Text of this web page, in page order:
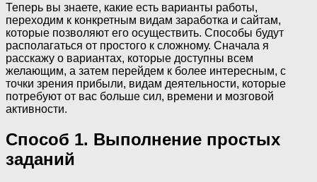
Теперь вы знаете, какие есть варианты работы,
переходим к конкретным видам заработка и сайтам,
которые позволяют его осуществить. Способы будут
располагаться от простого к сложному. Сначала я
расскажу о вариантах, которые доступны всем
желающим, а затем перейдем к более интересным, с
точки зрения прибыли, видам деятельности, которые
потребуют от вас больше сил, времени и мозговой
активности.
Способ 1. Выполнение простых
заданий